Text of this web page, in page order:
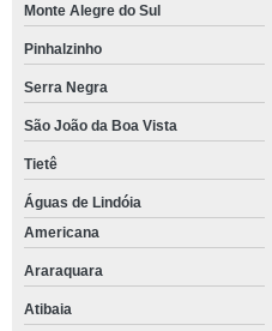
Monte Alegre do Sul
Pinhalzinho
Serra Negra
São João da Boa Vista
Tietê
Águas de Lindóia
Americana
Araraquara
Atibaia